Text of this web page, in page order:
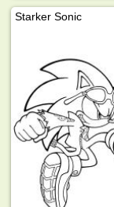
Starker Sonic